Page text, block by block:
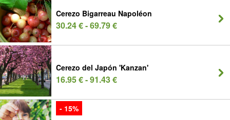
Cerezo Bigarreau Napoléon
30.24 € - 69.79 €
Cerezo del Japón 'Kanzan'
16.95 € - 91.43 €
- 15%